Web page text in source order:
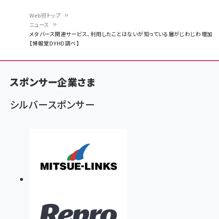
く
ず
Web担トップ
ニュース
メタバース関連サービス、利用したことはないが知っている層がじわじわ増加
【博報堂DYHD調べ】
スポンサー企業さま
シルバースポンサー